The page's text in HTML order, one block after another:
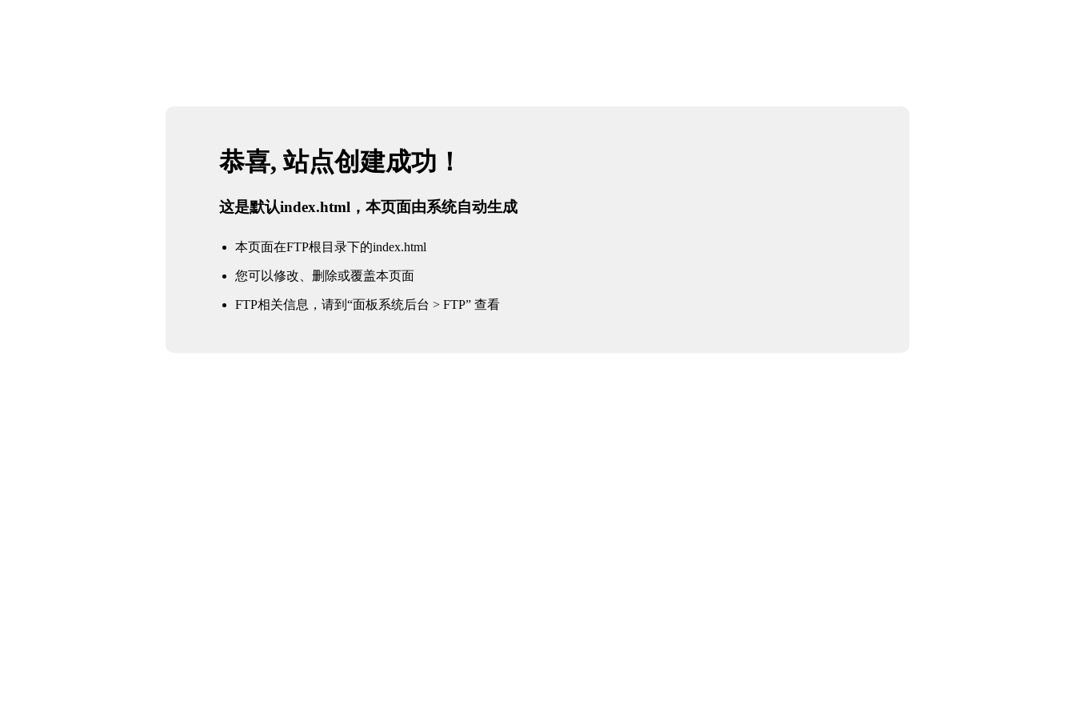
恭喜, 站点创建成功！
这是默认index.html，本页面由系统自动生成
本页面在FTP根目录下的index.html
您可以修改、删除或覆盖本页面
FTP相关信息，请到“面板系统后台 > FTP” 查看